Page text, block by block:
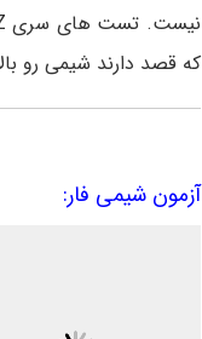
که قصد دارند شیمی رو
آزمون شیمی فار: